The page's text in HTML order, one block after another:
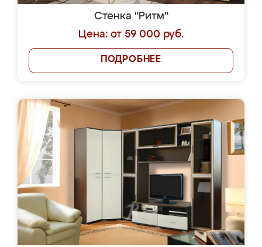
Стенка "Ритм"
Цена: от 59 000 руб.
ПОДРОБНЕЕ